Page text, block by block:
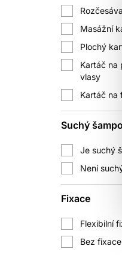
Masážní
Plochý
Kartáč na
vlasy
Kartáč na
Suchý
Je suchý
Není
Fixace
Flexibilní
Bez fixace